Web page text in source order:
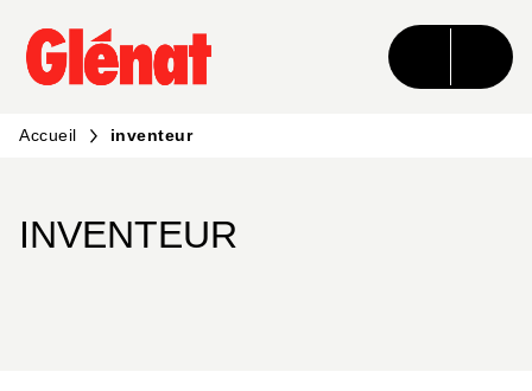
MENU RECHERCHE CONTENU
PIED DE PAGE
Accueil inventeur
INVENTEUR